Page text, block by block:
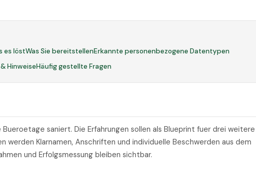
es löstWas Sie bereitstellenErkannte personenbezogene Datentypen
HinweiseHäufig gestellte Fragen
saniert. Die Erfahrungen sollen als Blueprint fuer drei weitere
werden Klarnamen, Anschriften und individuelle Beschwerden aus dem
und Erfolgsmessung bleiben sichtbar.